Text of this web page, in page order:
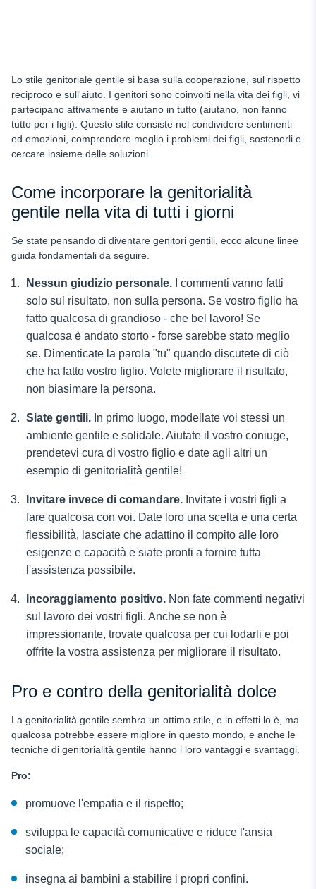
Lo stile genitoriale gentile si basa sulla cooperazione, sul rispetto
reciproco e sull'aiuto. I genitori sono coinvolti nella vita dei figli, vi
partecipano attivamente e aiutano in tutto (aiutano, non fanno
tutto per i figli). Questo stile consiste nel condividere sentimenti
ed emozioni, comprendere meglio i problemi dei figli, sostenerli e
cercare insieme delle soluzioni.
Come incorporare la genitorialità
gentile nella vita di tutti i giorni
Se state pensando di diventare genitori gentili, ecco alcune linee
guida fondamentali da seguire.
Nessun giudizio personale.
I commenti vanno fatti
solo sul risultato, non sulla persona. Se vostro figlio ha
fatto qualcosa di grandioso - che bel lavoro! Se
qualcosa è andato storto - forse sarebbe stato meglio
se. Dimenticate la parola "tu" quando discutete di ciò
che ha fatto vostro figlio. Volete migliorare il risultato,
non biasimare la persona.
Siate gentili. In primo luogo, modellate voi stessi un
ambiente gentile e solidale. Aiutate il vostro coniuge,
prendetevi cura di vostro figlio e date agli altri un
esempio di genitorialità gentile!
Invitare invece di comandare. Invitate i vostri figli a
fare qualcosa con voi. Date loro una scelta e una certa
flessibilità, lasciate che adattino il compito alle loro
esigenze e capacità e siate pronti a fornire tutta
l'assistenza possibile.
Incoraggiamento positivo. Non fate commenti negativi
sul lavoro dei vostri figli. Anche se non è
impressionante, trovate qualcosa per cui lodarli e poi
offrite la vostra assistenza per migliorare il risultato.
Pro e contro della genitorialità dolce
La genitorialità gentile sembra un ottimo stile, e in effetti lo è, ma
qualcosa potrebbe essere migliore in questo mondo, e anche le
tecniche di genitorialità gentile hanno i loro vantaggi e svantaggi.
Pro:
promuove l'empatia e il rispetto;
sviluppa le capacità comunicative e riduce l'ansia
sociale;
insegna ai bambini a stabilire i propri confini.